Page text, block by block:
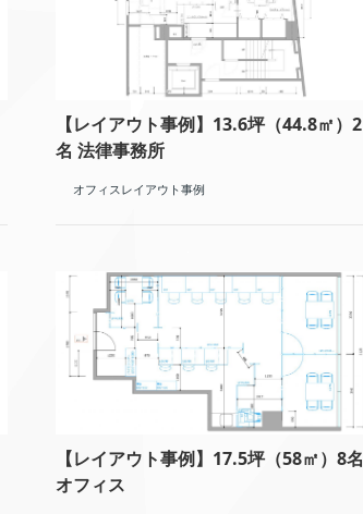
【レイアウト事例】13.6坪（44.8㎡）2
名 法律事務所
オフィスレイアウト事例
【レイアウト事例】17.5坪（58㎡）8名
オフィス